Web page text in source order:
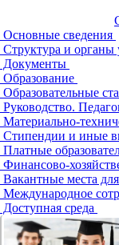
Основные сведения
Структура и органы
Документы
Образование
Образовательные
Руководство.
Материально-
Стипендии и иные
Платные
Финансово-
Вакантные места
Международное
Доступная среда